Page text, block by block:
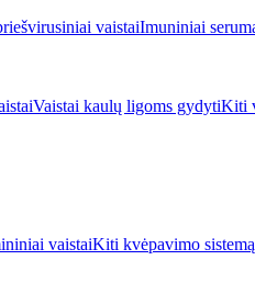
vaistaiImuniniai
Vaistai kaulų ligoms gydytiKiti
vaistaiKiti kvėpavimo